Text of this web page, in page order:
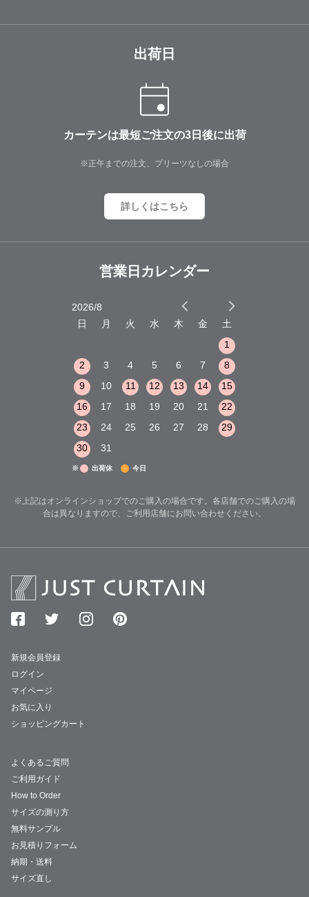
出荷日
カーテンは最短ご注文の3日後に出荷
※正午までの注文、プリーツなしの場合
詳しくはこちら
営業日カレンダー
2026/8
日
月 火 水 木 金
土
1
2
3 4 5 6 7
8
9
10 11 12 13 14
15
16
17 18 19 20 21
22
23
24 25 26 27 28
29
30
31
※ 出荷休 今日
※上記はオンラインショップでのご購入の場合です。各店舗でのご購入の場
合は異なりますので、ご利用店舗にお問い合わせください。
新規会員登録
ログイン
マイページ
お気に入り
ショッピングカート
よくあるご質問
ご利用ガイド
How to Order
サイズの測り方
無料サンプル
お見積りフォーム
納期・送料
サイズ直し